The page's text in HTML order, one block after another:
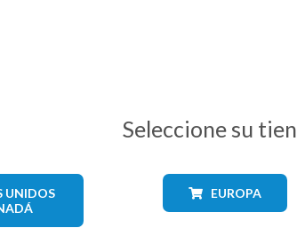
Seleccione su
UNIDOS
EUROPA